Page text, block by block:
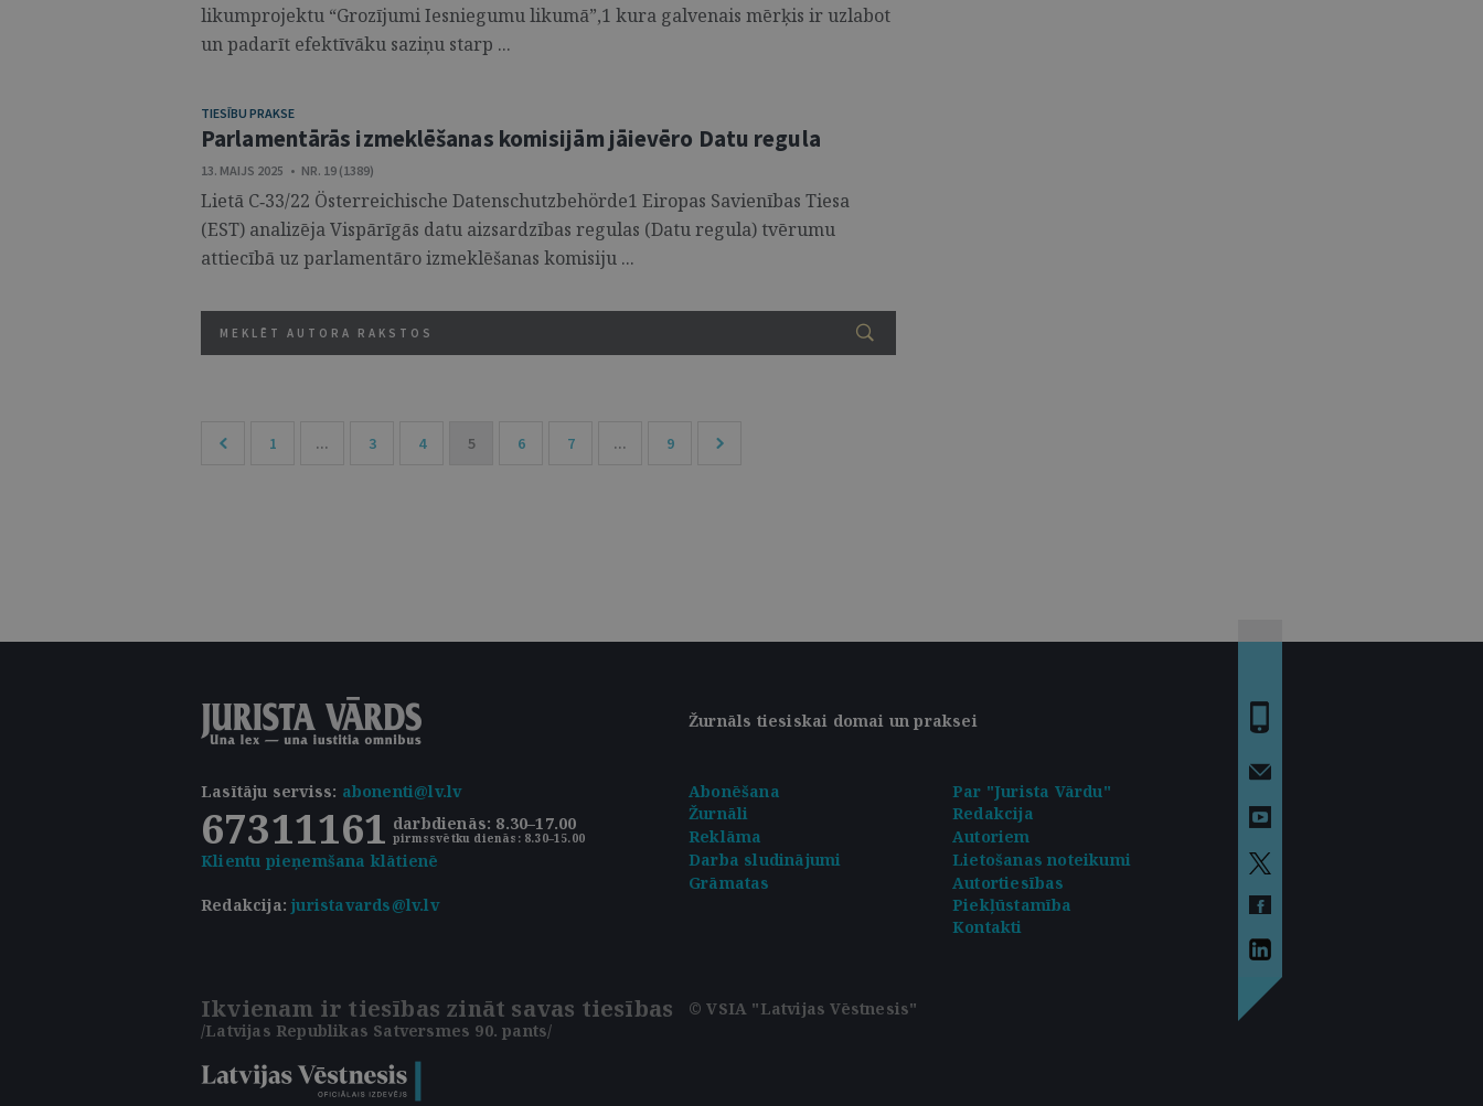
likumprojektu “Grozījumi Iesniegumu likumā”,1 kura galvenais mērķis ir uzlabot
un padarīt efektīvāku saziņu starp ...
TIESĪBU PRAKSE
Parlamentārās izmeklēšanas komisijām jāievēro Datu regula
13. MAIJS 2025 • NR. 19 (1389)
Lietā C‑33/22 Österreichische Datenschutzbehörde1 Eiropas Savienības Tiesa
(EST) analizēja Vispārīgās datu aizsardzības regulas (Datu regula) tvērumu
attiecībā uz parlamentāro izmeklēšanas komisiju ...
MEKLĒT AUTORA RAKSTOS
1 ... 3 4 5 6 7 ... 9
Žurnāls tiesiskai domai un praksei
Lasītāju serviss: abonenti@lv.lv
67311161 darbdienās: 8.30–17.00
pirmssvētku dienās: 8.30–15.00
Klientu pieņemšana klātienē
Abonēšana
Par "Jurista Vārdu"
Žurnāli
Redakcija
Reklāma
Autoriem
Darba sludinājumi
Lietošanas noteikumi
Redakcija:juristavards@lv.lv
Grāmatas
Autortiesības
Piekļūstamība
Kontakti
Ikvienam ir tiesības zināt savas tiesības
/Latvijas Republikas Satversmes 90. pants/
© VSIA "Latvijas Vēstnesis"